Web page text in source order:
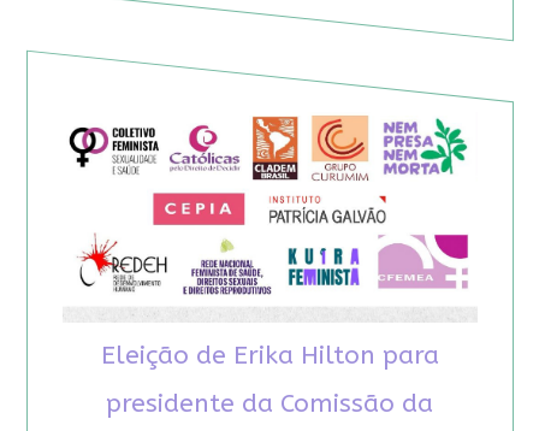
Eleição de Erika Hilton para
presidente da Comissão da